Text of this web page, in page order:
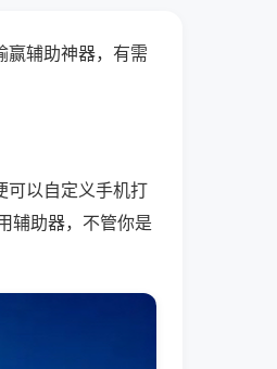
赢辅助神器，有需
可以自定义手机打
辅助器，不管你是